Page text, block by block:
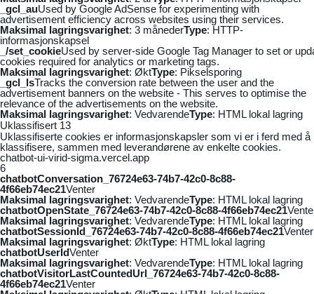
_gcl_auUsed by Google AdSense for experimenting with
advertisement efficiency across websites using their services.
Maksimal lagringsvarighet: 3 månederType: HTTP-
informasjonskapsel
_/set_cookieUsed by server-side Google Tag Manager to set or
cookies required for analytics or marketing tags.
Maksimal lagringsvarighet: ØktType: Pikselsporing
_gcl_lsTracks the conversion rate between the user and the
advertisement banners on the website - This serves to optimise the
relevance of the advertisements on the website.
Maksimal lagringsvarighet: VedvarendeType: HTML lokal lagring
Uklassifisert 13
Uklassifiserte cookies er informasjonskapsler som vi er i ferd med å
klassifisere, sammen med leverandørene av enkelte cookies.
chatbot-ui-virid-sigma.vercel.app
6
chatbotConversation_76724e63-74b7-42c0-8c88-
4f66eb74ec21Venter
Maksimal lagringsvarighet: VedvarendeType: HTML lokal lagring
chatbotOpenState_76724e63-74b7-42c0-8c88-4f66eb74ec21
Maksimal lagringsvarighet: VedvarendeType: HTML lokal lagring
chatbotSessionId_76724e63-74b7-42c0-8c88-4f66eb74ec21Venter
Maksimal lagringsvarighet: ØktType: HTML lokal lagring
chatbotUserIdVenter
Maksimal lagringsvarighet: VedvarendeType: HTML lokal lagring
chatbotVisitorLastCountedUrl_76724e63-74b7-42c0-8c88-
4f66eb74ec21Venter